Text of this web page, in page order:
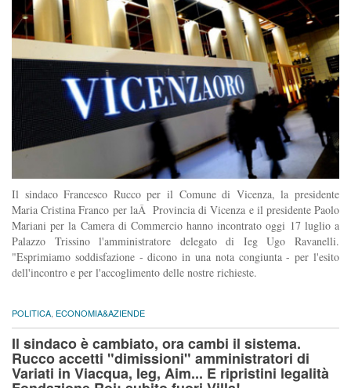
Il sindaco Francesco Rucco per il Comune di Vicenza, la presidente
Maria Cristina Franco per laÂ Provincia di Vicenza e il presidente Paolo
Mariani per la Camera di Commercio hanno incontrato oggi 17 luglio a
Palazzo Trissino l'amministratore delegato di Ieg Ugo Ravanelli.
"Esprimiamo soddisfazione - dicono in una nota congiunta - per l'esito
dell'incontro e per l'accoglimento delle nostre richieste.
POLITICA, ECONOMIA&AZIENDE
Il sindaco è cambiato, ora cambi il sistema.
Rucco accetti "dimissioni" amministratori di
Variati in Viacqua, Ieg, Aim... E ripristini legalità